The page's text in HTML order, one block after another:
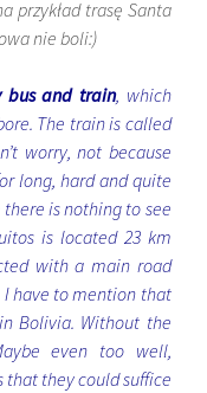
przykład trasę Santa
nie boli:)
bus and train, which
The train is called
worry, not because
long, hard and quite
is nothing to see
is located 23 km
with a main road
have to mention that
Bolivia. Without the
even too well,
that they could suffice